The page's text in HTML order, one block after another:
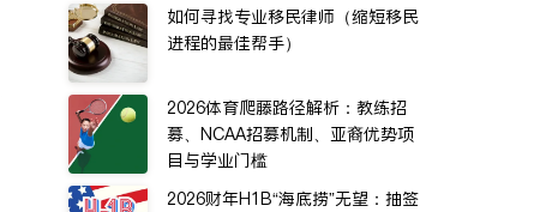
如何寻找专业移民律师（缩短移民
进程的最佳帮手）
2026体育爬藤路径解析：教练招
募、NCAA招募机制、亚裔优势项
目与学业门槛
2026财年H1B“海底捞”无望：抽签